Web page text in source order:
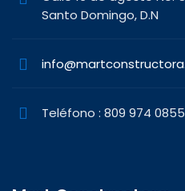
Santo Domingo, D.N
Teléfono : 809 974 0855